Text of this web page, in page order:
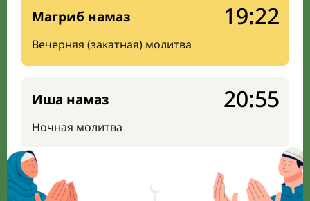
Магриб намаз
Вечерняя (закатная) молитва
19:22
Иша намаз
Ночная молитва
20:55